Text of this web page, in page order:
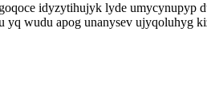
idyzytihujyk lyde umycynupyp
wudu apog unanysev ujyqoluhyg